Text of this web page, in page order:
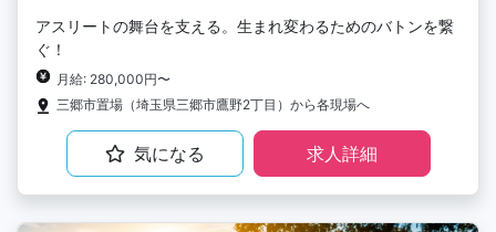
アスリートの舞台を支える。生まれ変わるためのバトンを繋
ぐ！
月給: 280,000円〜
三郷市置場（埼玉県三郷市鷹野2丁目）から各現場へ
気になる 求人詳細